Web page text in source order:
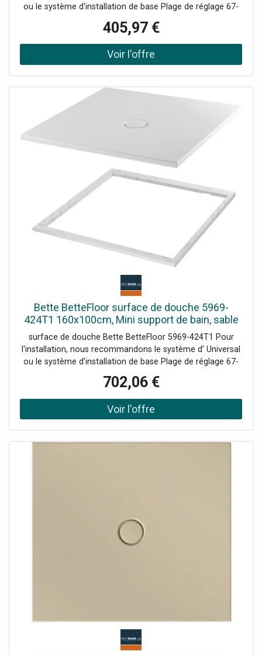
ou le système d'installation de base Plage de réglage 67-
réglage 80-200 mm avec tapis anti-drones insonorisants
405,97 €
Bette BetteFloor surface de douche 5969-
424T1 160x100cm, Mini support de bain, sable
surface de douche Bette BetteFloor 5969-424T1 Pour
l'installation, nous recommandons le système d' Universal
ou le système d'installation de base Plage de réglage 67-
205 mm alternativement le système de pied Plage de
réglage 80-200 mm avec tapis anti-drones insonorisants
702,06 €